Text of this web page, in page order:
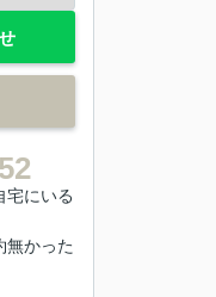
宅にいる
無かった